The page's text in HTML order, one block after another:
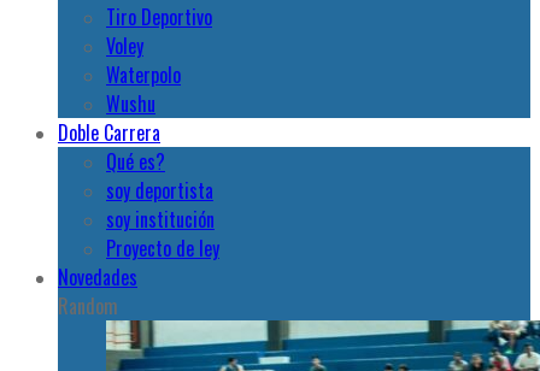
Tiro Deportivo
Voley
Waterpolo
Wushu
Doble Carrera
Qué es?
soy deportista
soy institución
Proyecto de ley
Novedades
Random